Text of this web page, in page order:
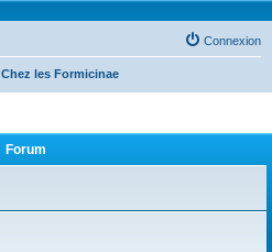
Connexion
Chez les Formicinae
Forum